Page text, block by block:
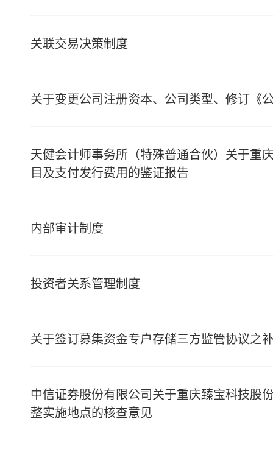
关联交易决策制度
关于变更公司注册资本、公司类型、修订《
天健会计师事务所（特殊普通合伙）关于重
目及支付发行费用的鉴证报告
内部审计制度
投资者关系管理制度
关于签订募集资金专户存储三方监管协议之
中信证券股份有限公司关于重庆臻宝科技股
整实施地点的核查意见